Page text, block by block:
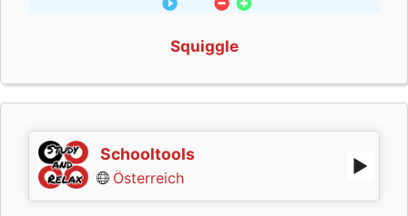
Squiggle
Schooltools
Österreich